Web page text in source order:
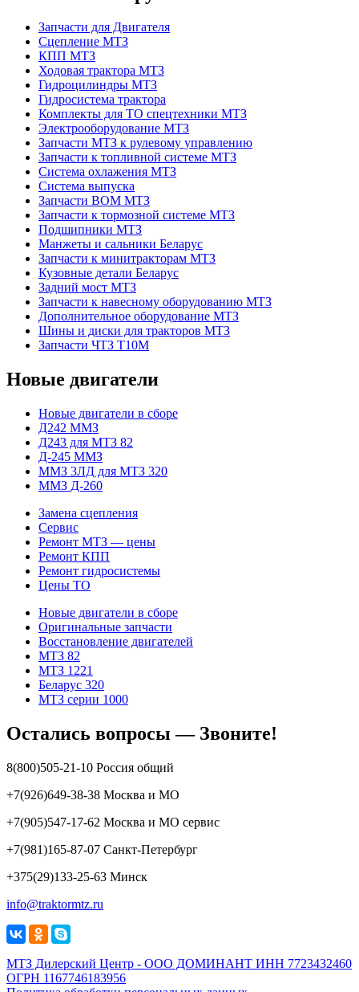
Запчасти для Двигателя
Сцепление МТЗ
КПП МТЗ
Ходовая трактора МТЗ
Гидроцилиндры МТЗ
Гидросистема трактора
Комплекты для ТО спецтехники МТЗ
Электрооборудование МТЗ
Запчасти МТЗ к рулевому управлению
Запчасти к топливной системе МТЗ
Система охлажения МТЗ
Система выпуска
Запчасти ВОМ МТЗ
Запчасти к тормозной системе МТЗ
Подшипники МТЗ
Манжеты и сальники Беларус
Запчасти к минитракторам МТЗ
Кузовные детали Беларус
Задний мост МТЗ
Запчасти к навесному оборудованию МТЗ
Дополнительное оборудование МТЗ
Шины и диски для тракторов МТЗ
Запчасти ЧТЗ Т10М
Новые двигатели
Новые двигатели в сборе
Д242 ММЗ
Д243 для МТЗ 82
Д-245 ММЗ
ММЗ 3ЛД для МТЗ 320
ММЗ Д-260
Замена сцепления
Сервис
Ремонт МТЗ — цены
Ремонт КПП
Ремонт гидросистемы
Цены ТО
Новые двигатели в сборе
Оригинальные запчасти
Восстановление двигателей
МТЗ 82
МТЗ 1221
Беларус 320
МТЗ серии 1000
Остались вопросы — Звоните!
8(800)505-21-10 Россия общий
+7(926)649-38-38 Москва и МО
+7(905)547-17-62 Москва и МО сервис
+7(981)165-87-07 Санкт-Петербург
+375(29)133-25-63 Минск
info@traktormtz.ru
МТЗ Дилерский Центр - ООО ДОМИНАНТ ИНН 7723432460
ОГРН 1167746183956